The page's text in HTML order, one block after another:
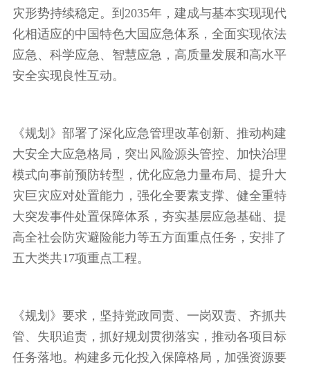
灾形势持续稳定。到2035年，建成与基本实现现代
化相适应的中国特色大国应急体系，全面实现依法
应急、科学应急、智慧应急，高质量发展和高水平
安全实现良性互动。
《规划》部署了深化应急管理改革创新、推动构建
大安全大应急格局，突出风险源头管控、加快治理
模式向事前预防转型，优化应急力量布局、提升大
灾巨灾应对处置能力，强化全要素支撑、健全重特
大突发事件处置保障体系，夯实基层应急基础、提
高全社会防灾避险能力等五方面重点任务，安排了
五大类共17项重点工程。
《规划》要求，坚持党政同责、一岗双责、齐抓共
管、失职追责，抓好规划贯彻落实，推动各项目标
任务落地。构建多元化投入保障格局，加强资源要